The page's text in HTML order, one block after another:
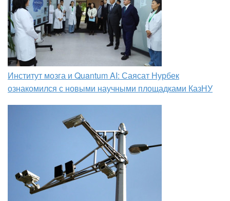
Институт мозга и Quantum AI: Саясат Нурбек
ознакомился с новыми научными площадками КазНУ